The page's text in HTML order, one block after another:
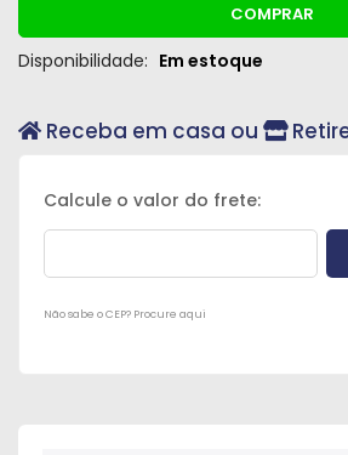
Oficina
Mecânica
COMPRAR
Disponibilidade: Em estoque
Receba em casa ou
Não sabe o CEP? Procure aqui